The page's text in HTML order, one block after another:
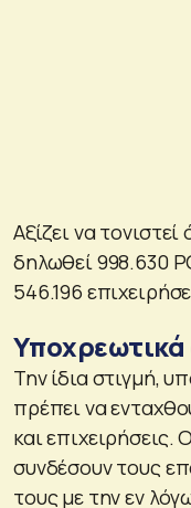
Αξίζει να
δηλωθεί 998.630
546.196
Υποχρεωτικά
Την ίδια στιγμή,
πρέπει να
και επιχειρήσεις.
συνδέσουν τους
τους με την εν